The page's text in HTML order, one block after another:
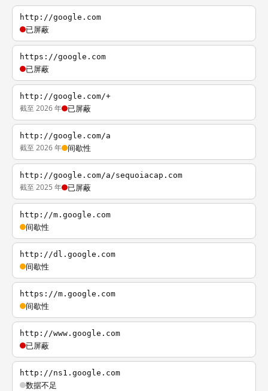
http://google.com
已屏蔽
https://google.com
已屏蔽
http://google.com/+
截至 2026 年 已屏蔽
http://google.com/a
截至 2026 年 间歇性
http://google.com/a/sequoiacap.com
截至 2025 年 已屏蔽
http://m.google.com
间歇性
http://dl.google.com
间歇性
https://m.google.com
间歇性
http://www.google.com
已屏蔽
http://ns1.google.com
数据不足